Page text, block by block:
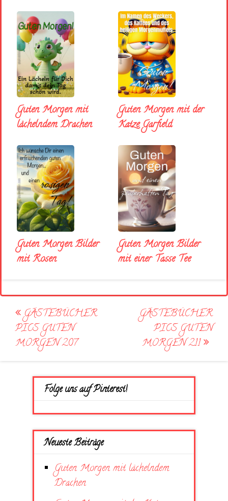
Guten Morgen mit
lächelndem Drachen
Guten Morgen mit der
Katze Garfield
Guten Morgen Bilder
mit Rosen
Guten Morgen Bilder
mit einer Tasse Tee
Post
navigation
GÄSTEBÜCHER
PICS GUTEN
MORGEN 207
GÄSTEBÜCHER
PICS GUTEN
MORGEN 211
Folge uns auf Pinterest!
Neueste Beiträge
Guten Morgen mit lächelndem
Drachen